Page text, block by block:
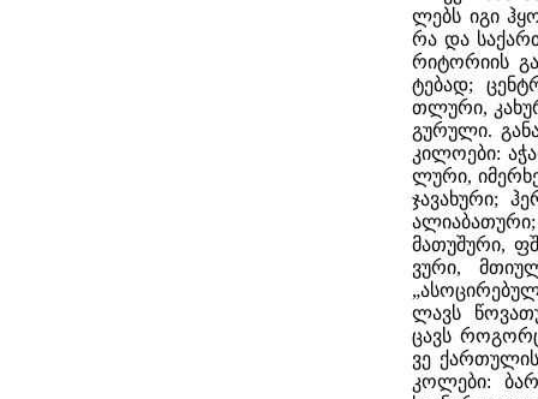
ლებს იგი
რა და
რი­ტო­რი­ის
ტე­ბად;
თლუ­რი,
გუ­რუ­ლი.
კი­ლო­ე­ბი:
ლუ­რი,
ჯა­ვა­ხუ­რი;
მა­თუ­შუ­რი,
ვუ­რი,
ლავს
ცავს
ვე
კო­ლე­ბი: